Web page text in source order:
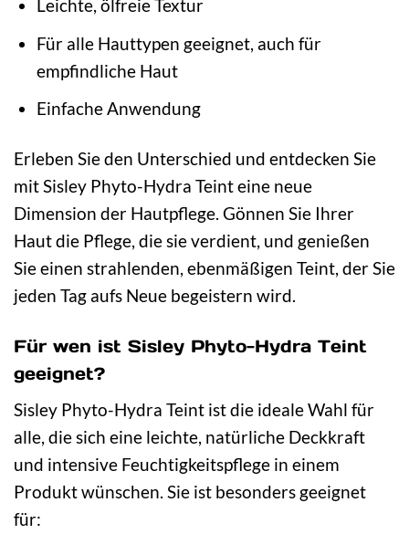
Leichte, ölfreie Textur
Für alle Hauttypen geeignet, auch für
empfindliche Haut
Einfache Anwendung
Erleben Sie den Unterschied und entdecken Sie
mit Sisley Phyto-Hydra Teint eine neue
Dimension der Hautpflege. Gönnen Sie Ihrer
Haut die Pflege, die sie verdient, und genießen
Sie einen strahlenden, ebenmäßigen Teint, der Sie
jeden Tag aufs Neue begeistern wird.
Für wen ist Sisley Phyto-Hydra Teint
geeignet?
Sisley Phyto-Hydra Teint ist die ideale Wahl für
alle, die sich eine leichte, natürliche Deckkraft
und intensive Feuchtigkeitspflege in einem
Produkt wünschen. Sie ist besonders geeignet
für: